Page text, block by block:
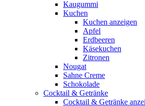
Kaugummi
Kuchen
Kuchen anzeigen
Apfel
Erdbeeren
Käsekuchen
Zitronen
Nougat
Sahne Creme
Schokolade
Cocktail & Getränke
Cocktail & Getränke